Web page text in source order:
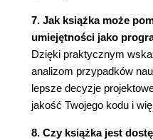
Makra
Skutki
Znane
Podsumowanie
Dalsza lektura
3. Zarządzanie
7. Jak książka może
umiejętności jako
Dzięki praktycznym
analizom przypadków
lepsze decyzje
jakość Twojego kodu i
8. Czy książka jest